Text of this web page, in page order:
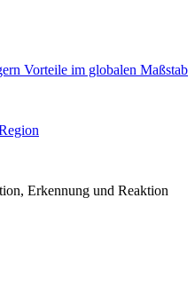
Vorteile im globalen Maßstab
Erkennung und Reaktion